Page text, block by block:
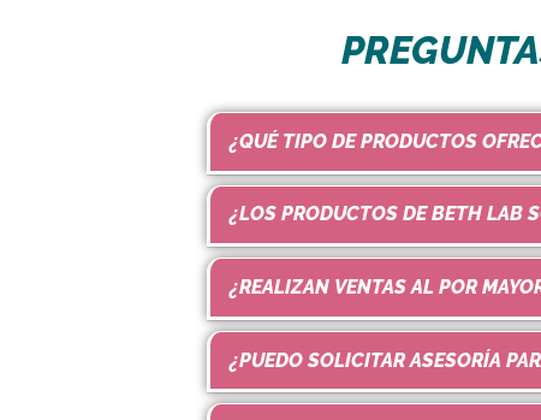
¿QUÉ TIPO DE PRODUCTOS
¿LOS PRODUCTOS DE BETH LAB
¿REALIZAN VENTAS AL POR
¿PUEDO SOLICITAR ASESORÍA